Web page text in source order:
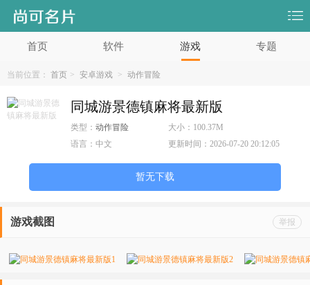
首页 软件 游戏 专题
当前位置： 首页 > 安卓游戏 > 动作冒险
同城游景德镇麻将最新版
类型： 动作冒险 大小： 100.37M
语言： 中文 更新时间：2026-07-20 20:12:05
暂无下载
举报
游戏截图